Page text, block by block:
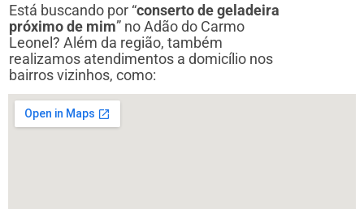
Está buscando por “conserto de geladeira
próximo de mim” no Adão do Carmo
Leonel? Além da região, também
realizamos atendimentos a domicílio nos
bairros vizinhos, como: